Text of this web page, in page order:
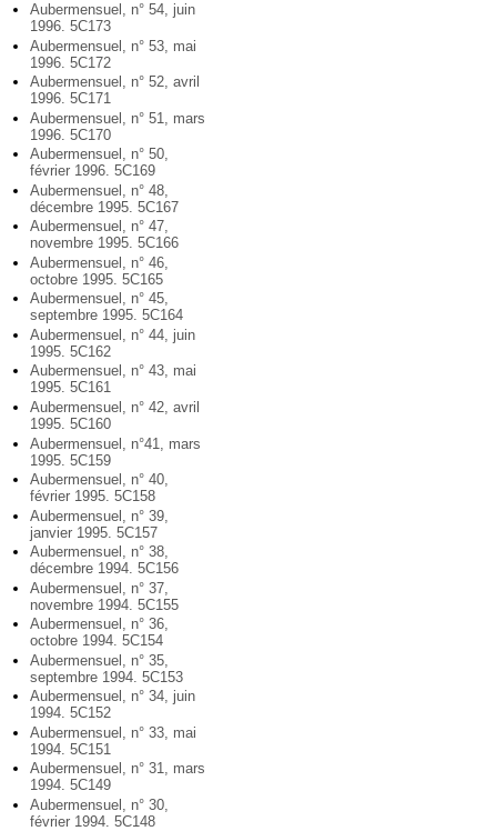
Aubermensuel, n° 54, juin
1996. 5C173
Aubermensuel, n° 53, mai
1996. 5C172
Aubermensuel, n° 52, avril
1996. 5C171
Aubermensuel, n° 51, mars
1996. 5C170
Aubermensuel, n° 50,
février 1996. 5C169
Aubermensuel, n° 48,
décembre 1995. 5C167
Aubermensuel, n° 47,
novembre 1995. 5C166
Aubermensuel, n° 46,
octobre 1995. 5C165
Aubermensuel, n° 45,
septembre 1995. 5C164
Aubermensuel, n° 44, juin
1995. 5C162
Aubermensuel, n° 43, mai
1995. 5C161
Aubermensuel, n° 42, avril
1995. 5C160
Aubermensuel, n°41, mars
1995. 5C159
Aubermensuel, n° 40,
février 1995. 5C158
Aubermensuel, n° 39,
janvier 1995. 5C157
Aubermensuel, n° 38,
décembre 1994. 5C156
Aubermensuel, n° 37,
novembre 1994. 5C155
Aubermensuel, n° 36,
octobre 1994. 5C154
Aubermensuel, n° 35,
septembre 1994. 5C153
Aubermensuel, n° 34, juin
1994. 5C152
Aubermensuel, n° 33, mai
1994. 5C151
Aubermensuel, n° 31, mars
1994. 5C149
Aubermensuel, n° 30,
février 1994. 5C148